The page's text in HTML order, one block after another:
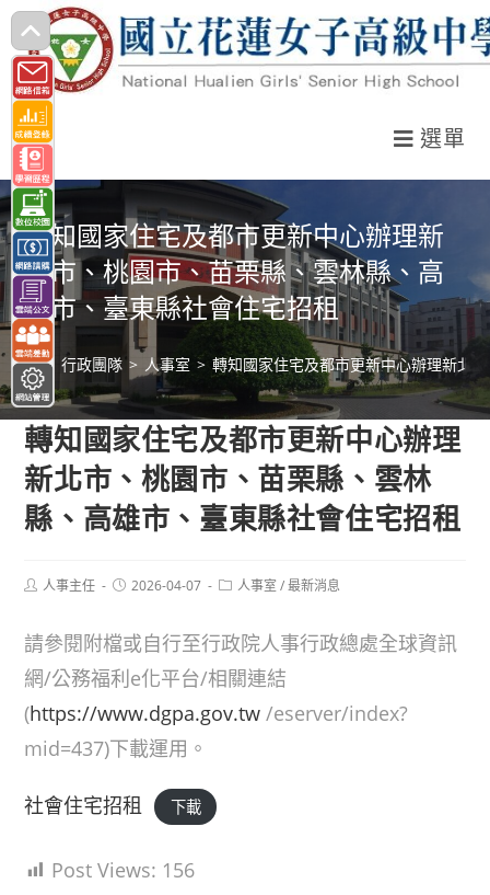
跳
轉
至
主
要
內
容
選單
轉知國家住宅及都市更新中心辦理新
北市、桃園市、苗栗縣、雲林縣、高
雄市、臺東縣社會住宅招租
> 行政團隊 > 人事室 > 轉知國家住宅及都市更新中心辦理新北
轉知國家住宅及都市更新中心辦理
新北市、桃園市、苗栗縣、雲林
縣、高雄市、臺東縣社會住宅招租
Post人事主任
Post2026-04-07
Post人事室 / 最新消息
請參閱附檔或自行至行政院人事行政總處全球資訊
網/公務福利e化平台/相關連結
(https://www.dgpa.gov.tw /eserver/index?
mid=437)下載運用。
社會住宅招租 下載
Post Views: 156